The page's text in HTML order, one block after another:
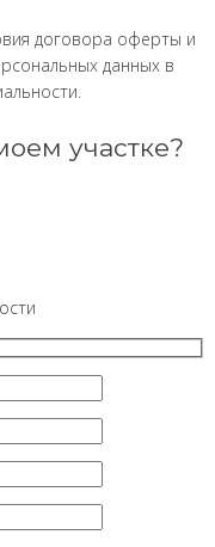
договора оферты и
данных в
участке?